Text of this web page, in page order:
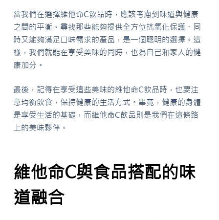
當我們在選擇維他命C飲品時，應該考慮到味道與健康
之間的平衡。尋找那些能夠提供全方位抗氧化保護、同
時又能夠滿足口味需求的產品，是一個聰明的選擇。這
樣，我們就能在享受美味的同時，也為自己和家人的健
康加分。
最後，記得在享受這些美味的維他命C飲品時，也要注
意均衡飲食，保持健康的生活方式。畢竟，健康的身體
是享受生活的基礎，而維他命C飲品則是我們在這條路
上的美味夥伴。
維他命C與食品搭配的味
道融合